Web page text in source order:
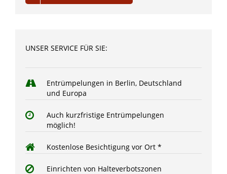
UNSER SERVICE FÜR SIE:
Entrümpelungen in Berlin, Deutschland
und Europa
Auch kurzfristige Entrümpelungen
möglich!
Kostenlose Besichtigung vor Ort *
Einrichten von Halteverbotszonen